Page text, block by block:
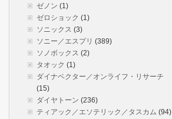
ゼノン (1)
ゼロショック (1)
ソニックス (3)
ソニー／エスプリ (389)
ソノボックス (2)
タオック (1)
ダイナベクター／オンライフ・リサーチ
(15)
ダイヤトーン (236)
ティアック／エソテリック／タスカム (94)